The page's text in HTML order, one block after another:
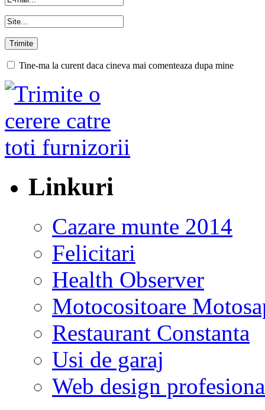
Tine-ma la curent daca cineva mai comenteaza dupa mine
Linkuri
Cazare munte 2014
Felicitari
Health Observer
Motocositoare
Restaurant Constanta
Usi de garaj
Web design